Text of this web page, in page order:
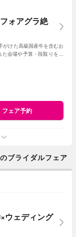
ォアグラ絶
がけた高級国産牛を含むお
会場や予算・段取りをご
フェア予約
ブライダルフェア
ウェディング